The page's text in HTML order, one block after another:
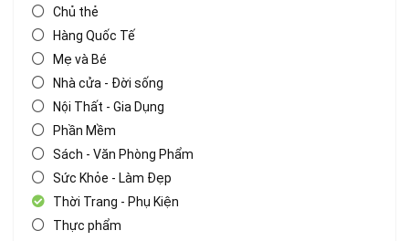
Chủ thẻ
Hàng Quốc Tế
Mẹ và Bé
Nhà cửa - Đời sống
Nội Thất - Gia Dụng
Phần Mềm
Sách - Văn Phòng Phẩm
Sức Khỏe - Làm Đẹp
Thời Trang - Phụ Kiện
Thực phẩm